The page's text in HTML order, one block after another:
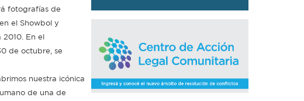
fotografías de
el Showbol y
En el
de octubre, se
nuestra icónica
de una de